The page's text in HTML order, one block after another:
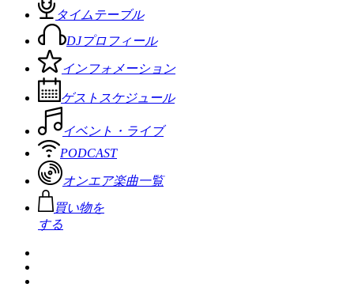
タイムテーブル
DJプロフィール
インフォメーション
ゲストスケジュール
イベント・ライブ
PODCAST
オンエア楽曲一覧
買い物を
する